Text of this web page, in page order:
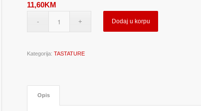
11,60KM
Dodaj u korpu
Kategorija:TASTATURE
Opis